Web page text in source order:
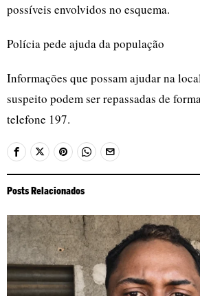
possíveis envolvidos no esquema.
Polícia pede ajuda da população
Informações que possam ajudar na
suspeito podem ser repassadas de
telefone 197.
Posts Relacionados